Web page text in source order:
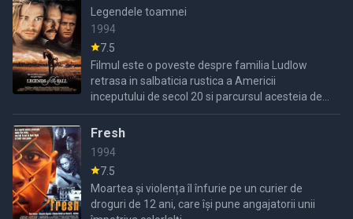
Legendele toamnei
1994
7.5
Filmul este o poveste despre familia Ludlow
retrasa in salbaticia rustica a Americii
inceputului de secol 20 si parcursul acesteia de-
alungul a citorva generatii. Primul razboi
Fresh
1994
7.5
Moartea și violența îl înfurie pe un curier de
droguri de 12 ani, care își pune angajatorii unii